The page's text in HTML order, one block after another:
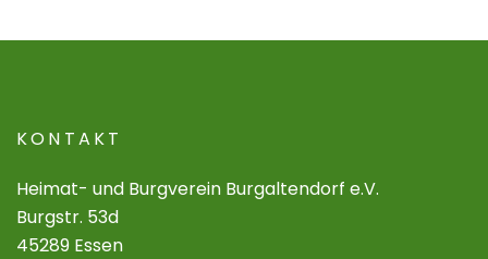
KONTAKT
Heimat- und Burgverein Burgaltendorf e.V.
Burgstr. 53d
45289 Essen